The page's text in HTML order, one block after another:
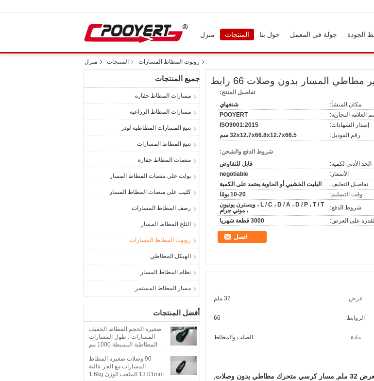
منزل المنتجات حول بنا جولة في المعمل الجودة
منزل المنتجات روبوت المطاط المسارات
جميع المنتجات
مسارات المطاط حفارة
مسارات المطاط الزراعية
تتبع المسارات المطاطية لودر
تتبع المطاط المسارات
منصات المطاط حفارة
بولت على منصات المطاط المسار
كليب على منصات المطاط المسار
رصف المطاط المسارات
الثلج المطاط المسار
روبوت المطاط المسارات
الهيكل المطاطي
نظام المطاط المسار
مسار المطاط المستمر
أفضل المنتجات
صغيرة الحجم المطاط الخفيف
المسارات ، طول المسارات
المطاطية البسيطة 1000 مم
90 وصلات صغيرة المطاط
المسارات مع الجر عالية
13.01mm الملعب الوزن 1.6kg
تفاصيل المنتج:
مكان المنشأ:
شنغهاي
العلامة التجارية:
POOYERT
إصدار الشهادات:
ISO9001:2015
رقم الموديل:
32x12.7x66.8x12.7x66.5 سم
شروط الدفع والشحن:
الحد الأدنى لكمية:
قابل للتفاوض
الأسعار:
negotiable
تفاصيل التغليف:
البليت الخشبي أو الحاوية يعتمد على الكمية
وقت التسليم:
10-20 يومًا
شروط الدفع:
L / C ، D / A ، D / P ، T / T ، ويسترن يونيون
، موني جرام
القدرة على العرض:
3000 قطعة شهريا
اتصل
عرض: 32 ملم
الروابط: 66
مادة: الصلب والمطاط
ملم , مسار كرسي متحرك مطاطي بدون وصلات,